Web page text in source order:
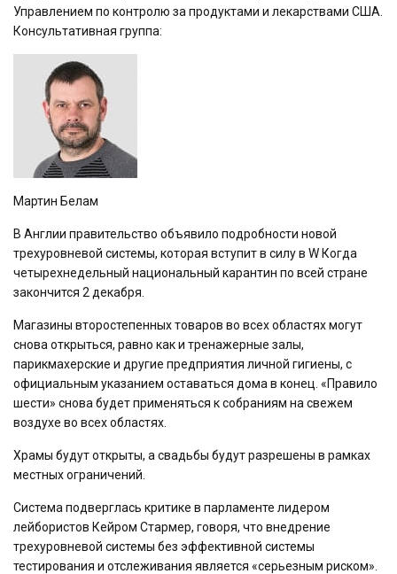
Управлением по контролю за продуктами и лекарствами США.
Консультативная группа:
Мартин Белам
В Англии правительство объявило подробности новой
трехуровневой системы, которая вступит в силу в W Когда
четырехнедельный национальный карантин по всей стране
закончится 2 декабря.
Магазины второстепенных товаров во всех областях могут
снова открыться, равно как и тренажерные залы,
парикмахерские и другие предприятия личной гигиены, с
официальным указанием оставаться дома в конец. «Правило
шести» снова будет применяться к собраниям на свежем
воздухе во всех областях.
Храмы будут открыты, а свадьбы будут разрешены в рамках
местных ограничений.
Система подверглась критике в парламенте лидером
лейбористов Кейром Стармер, говоря, что внедрение
трехуровневой системы без эффективной системы
тестирования и отслеживания является «серьезным риском».